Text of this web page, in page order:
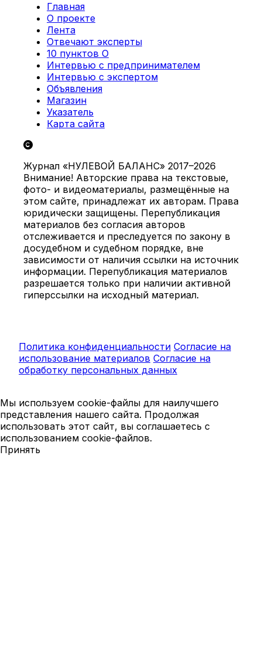
Главная
О проекте
Лента
Отвечают эксперты
10 пунктов О
Интервью с предпринимателем
Интервью с экспертом
Объявления
Магазин
Указатель
Карта сайта
Журнал «НУЛЕВОЙ БАЛАНС» 2017–2026
Внимание! Авторские права на текстовые,
фото- и видеоматериалы, размещённые на
этом сайте, принадлежат их авторам. Права
юридически защищены. Перепубликация
материалов без согласия авторов
отслеживается и преследуется по закону в
досудебном и судебном порядке, вне
зависимости от наличия ссылки на источник
информации. Перепубликация материалов
разрешается только при наличии активной
гиперссылки на исходный материал.
Политика конфиденциальности Согласие на
использование материалов Согласие на
обработку персональных данных
Мы используем cookie-файлы для наилучшего
представления нашего сайта. Продолжая
использовать этот сайт, вы соглашаетесь с
использованием cookie-файлов.
Принять